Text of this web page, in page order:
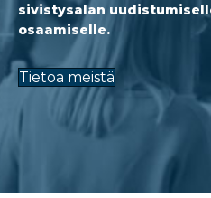
sivistysalan
osaamiselle.
Tietoa meistä